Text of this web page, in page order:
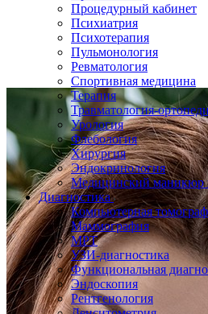
Процедурный кабинет
Психиатрия
Психотерапия
Пульмонология
Ревматология
Спортивная медицина
Терапия
Травматология-
Урология
Флебология
Хирургия
Эндокринология
Медицинский маникюр
Диагностика
Компьютерная
Маммография
МРТ
УЗИ-диагностика
Функциональная
Эндоскопия
Рентгенология